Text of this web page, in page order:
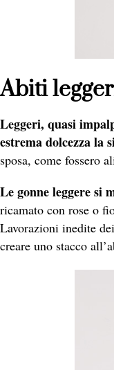
Abiti
Leggeri, quasi
estrema dolcezza la
sposa, come fossero
Le gonne leggere si
ricamato con rose o
Lavorazioni inedite
creare uno stacco